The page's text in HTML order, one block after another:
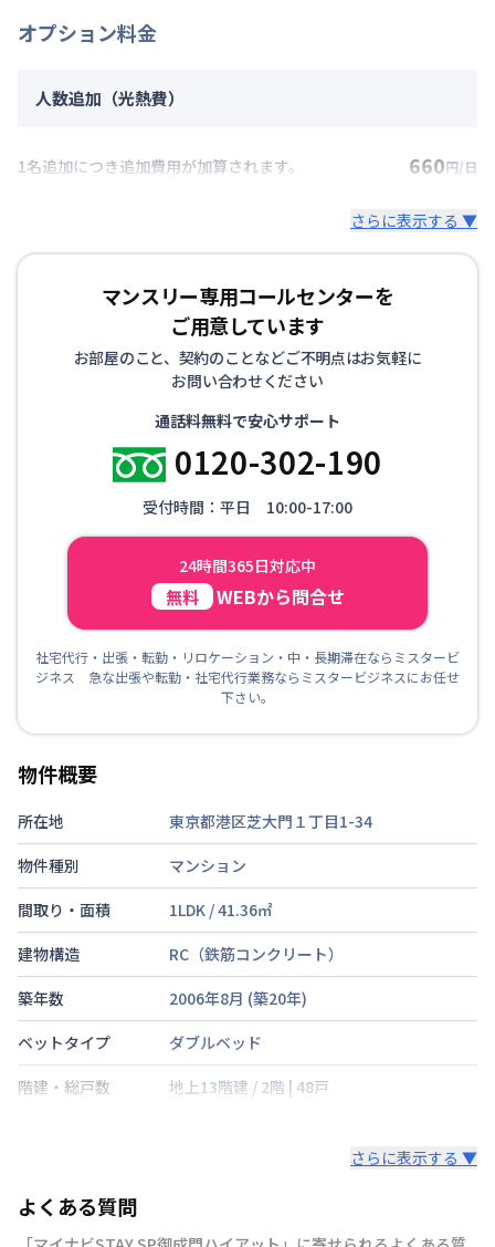
オプション料金
人数追加（光熱費）
1名追加につき追加費用が加算されます。 660円/日
さらに表示する ▼
マンスリー専用コールセンターを
ご用意しています
お部屋のこと、契約のことなどご不明点はお気軽に
お問い合わせください
通話料無料で安心サポート
0120-302-190
受付時間：平日 10:00-17:00
24時間365日対応中
無料 WEBから問合せ
社宅代行・出張・転勤・リロケーション・中・長期滞在ならミスタービ
ジネス 急な出張や転勤・社宅代行業務ならミスタービジネスにお任せ
下さい。
物件概要
所在地
東京都港区芝大門１丁目1-34
物件種別
マンション
間取り・面積
1LDK /41.36㎡
建物構造
RC（鉄筋コンクリート）
築年数
2006年8月 (築20年)
ベットタイプ
ダブルベッド
階建・総戸数
地上13階建 / 2階 | 48戸
禁煙・喫煙
さらに表示する ▼
よくある質問